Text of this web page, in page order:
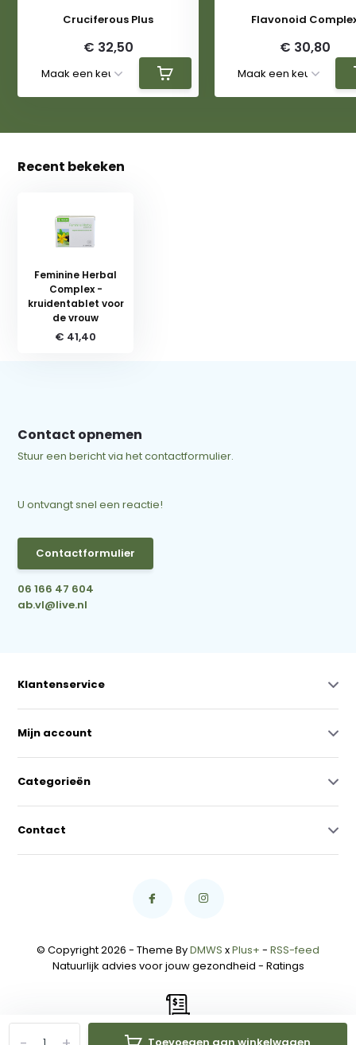
Cruciferous Plus
€ 32,50
Flavonoid
€ 30,80
Recent bekeken
Feminine Herbal
Complex -
kruidentablet voor
de vrouw
€ 41,40
Contact opnemen
Stuur een bericht via het contactformulier.
U ontvangt snel een reactie!
Contactformulier
06 166 47 604
ab.vl@live.nl
Klantenservice
Mijn account
Categorieën
Contact
© Copyright 2026 - Theme ByDMWS xPlus+ - RSS-feed
Natuurlijk advies voor jouw gezondheid - Ratings